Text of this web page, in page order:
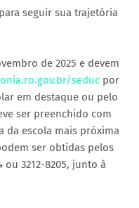
seguir sua trajetória
de 2025 e devem
seduc por
em destaque ou pelo
ser preenchido com
da escola mais próxima
ser obtidas pelos
ou 3212-8205, junto à